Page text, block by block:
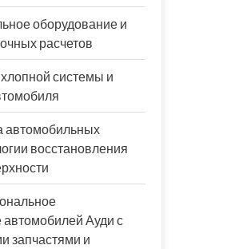
оборудование и
расчетов
системы и
автомобильных
восстановления
Ауди с
запчастями и